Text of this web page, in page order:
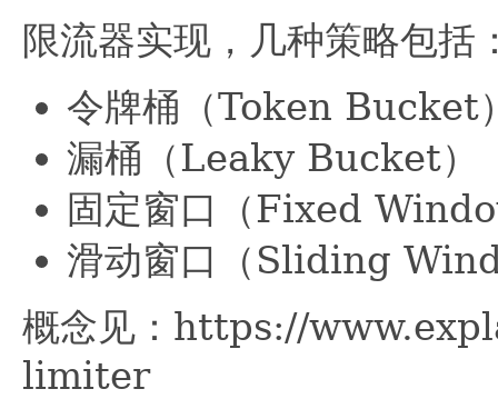
限流器实现，几种策略包括
令牌桶（Token Bucket
漏桶（Leaky Bucket）
固定窗口（Fixed
滑动窗口（Sliding
概念见：https://
limiter